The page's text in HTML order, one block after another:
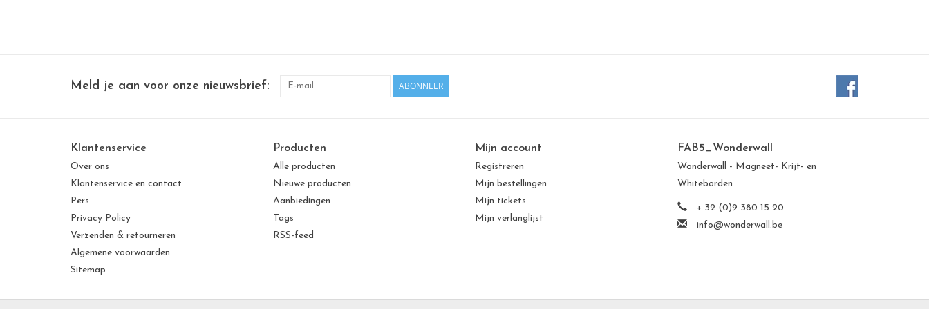
Meld je aan voor onze nieuwsbrief: ABONNEER
Klantenservice
Over ons
Klantenservice en contact
Pers
Privacy Policy
Verzenden & retourneren
Algemene voorwaarden
Sitemap
Producten
Alle producten
Nieuwe producten
Aanbiedingen
Tags
RSS-feed
Mijn account
Registreren
Mijn bestellingen
Mijn tickets
Mijn verlanglijst
FAB5_Wonderwall
Wonderwall - Magneet- Krijt- en
Whiteborden
+ 32 (0)9 380 15 20
info@wonderwall.be